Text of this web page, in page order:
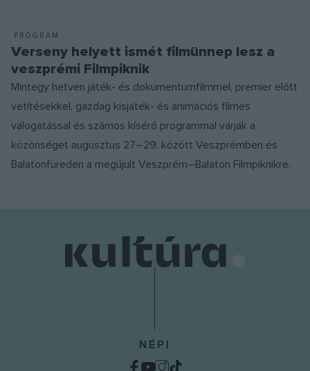
PROGRAM
Verseny helyett ismét filmünnep lesz a
veszprémi Filmpiknik
Mintegy hetven játék- és dokumentumfilmmel, premier előtt
vetítésekkel, gazdag kisjáték- és animációs filmes
válogatással és számos kísérő programmal várják a
közönséget augusztus 27–29. között Veszprémben és
Balatonfüreden a megújult Veszprém–Balaton Filmpiknikre.
NÉPI